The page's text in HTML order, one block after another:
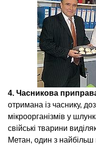
4. Часникова
отримана із часнику,
мікроорганізмів у
свійські тварини
Метан, один з найбільш